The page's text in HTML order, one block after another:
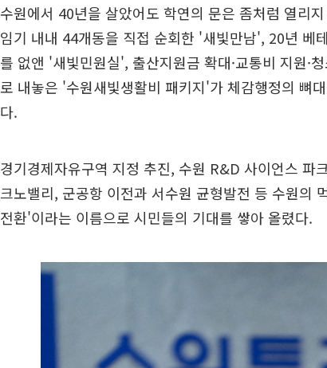
수원에서 40년을 살았어도 학연의 문은 좀처럼 열리
임기 내내 44개동을 직접 순회한 '새빛만남', 20년 베
를 없앤 '새빛민원실', 출산지원금 확대·교통비 지원·
로 내놓은 '수원새빛생활비 패키지'가 체감행정의 뼈
다.
경기경제자유구역 지정 추진, 수원 R&D 사이언스 파
크노밸리, 군공항 이전과 서수원 균형발전 등 수원의
전환'이라는 이름으로 시민들의 기대를 쌓아 올렸다.